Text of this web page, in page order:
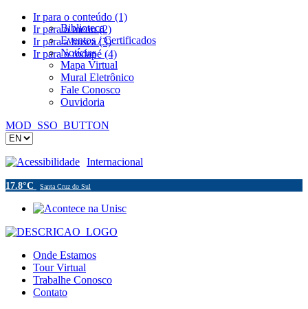
Ir para o conteúdo (1)
Ir para o menu (2)
Ir para a busca (3)
Ir para o rodapé (4)
Biblioteca
Eventos / Certificados
Notícias
Mapa Virtual
Mural Eletrônico
Fale Conosco
Ouvidoria
MOD_SSO_BUTTON
Acessibilidade Internacional
17.8°C Santa Cruz do Sul
Onde Estamos
Tour Virtual
Trabalhe Conosco
Contato